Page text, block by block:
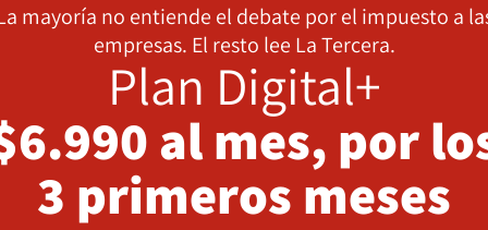
mayoría no entiende el debate por el impuesto a
empresas. El resto lee La Tercera.
Plan Digital+
al mes, por
3 primeros meses